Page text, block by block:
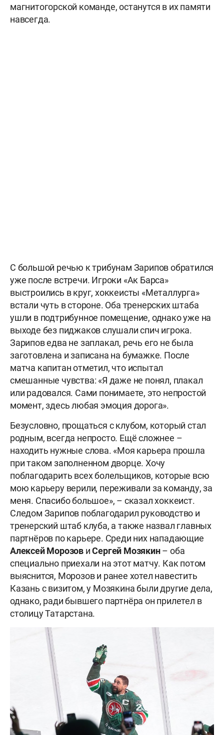
магнитогорской команде, останутся в их памяти
навсегда.
С большой речью к трибунам Зарипов обратился
уже после встречи. Игроки «Ак Барса»
выстроились в круг, хоккеисты «Металлурга»
встали чуть в стороне. Оба тренерских штаба
ушли в подтрибунное помещение, однако уже на
выходе без пиджаков слушали спич игрока.
Зарипов едва не заплакал, речь его не была
заготовлена и записана на бумажке. После
матча капитан отметил, что испытал
смешанные чувства: «Я даже не понял, плакал
или радовался. Сами понимаете, это непростой
момент, здесь любая эмоция дорога».
Безусловно, прощаться с клубом, который стал
родным, всегда непросто. Ещё сложнее –
находить нужные слова. «Моя карьера прошла
при таком заполненном дворце. Хочу
поблагодарить всех болельщиков, которые всю
мою карьеру верили, переживали за команду, за
меня. Спасибо большое», – сказал хоккеист.
Следом Зарипов поблагодарил руководство и
тренерский штаб клуба, а также назвал главных
партнёров по карьере. Среди них нападающие
Алексей Морозов иСергей Мозякин– оба
специально приехали на этот матчу. Как потом
выяснится, Морозов и ранее хотел навестить
Казань с визитом, у Мозякина были другие дела,
однако, ради бывшего партнёра он прилетел в
столицу Татарстана.